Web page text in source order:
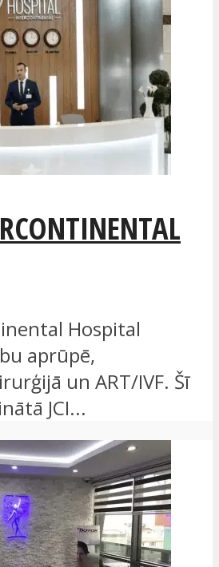
Hospital
aprūpē,
un ART/IVF. Šī
JCI...